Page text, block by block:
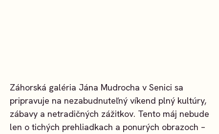
Záhorská galéria Jána Mudrocha v Senici sa
pripravuje na nezabudnuteľný víkend plný kultúry,
zábavy a netradičných zážitkov. Tento máj nebude
len o tichých prehliadkach a ponurých obrazoch –